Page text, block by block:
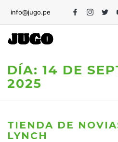
info@jugo.pe
Facebook
DÍA: 14 DE
2025
TIENDA DE
LYNCH